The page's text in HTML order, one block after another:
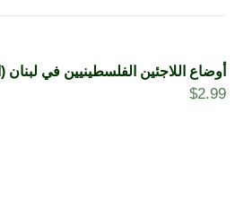
أوضاع اللاجئين الفلسطينيين في لبنان
$2.99